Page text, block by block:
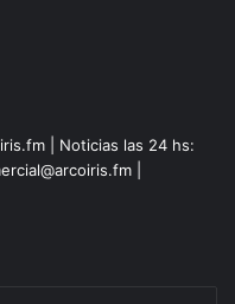
| Noticias las 24 hs:
|